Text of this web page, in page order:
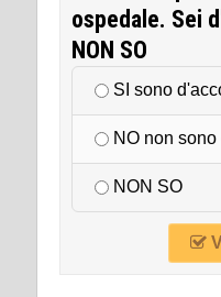
ospedale. Sei
NON SO
SI sono
NO non
NON SO